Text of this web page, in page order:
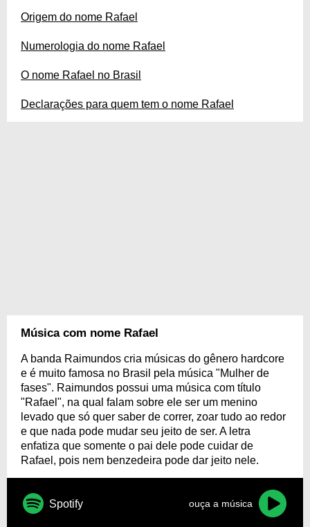
Origem do nome Rafael
Numerologia do nome Rafael
O nome Rafael no Brasil
Declarações para quem tem o nome Rafael
Música com nome Rafael
A banda Raimundos cria músicas do gênero hardcore
e é muito famosa no Brasil pela música "Mulher de
fases". Raimundos possui uma música com título
"Rafael", na qual falam sobre ele ser um menino
levado que só quer saber de correr, zoar tudo ao redor
e que nada pode mudar seu jeito de ser. A letra
enfatiza que somente o pai dele pode cuidar de
Rafael, pois nem benzedeira pode dar jeito nele.
Spotify ouça a música